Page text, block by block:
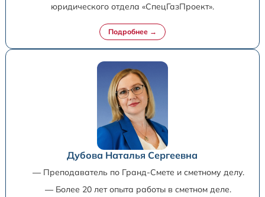
юридического отдела «СпецГазПроект».
Дубова Наталья Сергеевна
— Преподаватель по Гранд-Смете и сметному делу.
— Более 20 лет опыта работы в сметном деле.